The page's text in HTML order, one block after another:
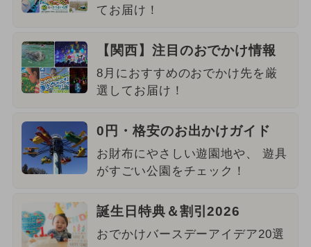
てお届け！
【関西】注目のおでかけ情報
8月におすすめのおでかけ先を厳
選してお届け！
0円・格安のお出かけガイド
お財布にやさしい遊園地や、 遊具
がすごい公園をチェック！
誕生日特典＆割引2026
おでかけバースデーアイデア20選